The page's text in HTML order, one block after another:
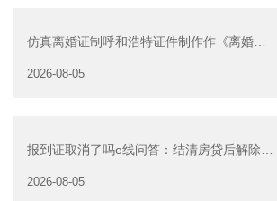
仿真离婚证制呼和浩特证件制作作《离婚证
2026-08-05
报到证取消了吗e线问答：结清房贷后解除抵
2026-08-05